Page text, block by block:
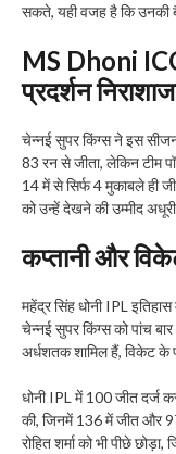
सकते, यही वजह है कि उनकी
MS Dhoni
प्रदर्शन
चेन्नई सुपर किंग्स ने इस
83 रन से जीता, लेकिन टीम
14 में से सिर्फ 4 मुकाबले ही
को उन्हें देखने की उम्मीद
कप्तानी और
महेंद्र सिंह धोनी IPL
चेन्नई सुपर किंग्स को पांच
अर्धशतक शामिल हैं, विकेट
धोनी IPL में 100 जीत दर्ज
की, जिनमें 136 में जीत और
रोहित शर्मा को भी पीछे